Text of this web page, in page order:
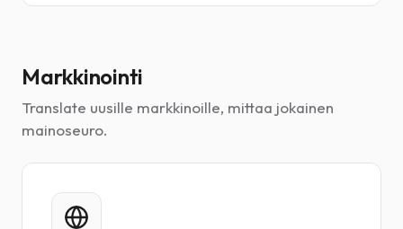
Markkinointi
Translate uusille markkinoille, mittaa jokainen
mainoseuro.